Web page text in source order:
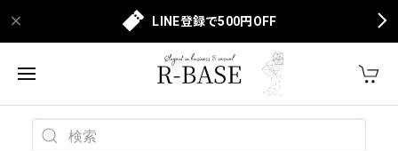
LINE登録で500円OFF